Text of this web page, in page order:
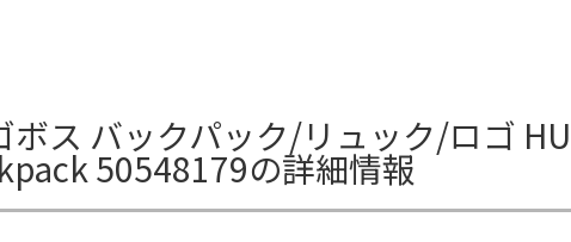
ボス バックパック/リュック/ロゴ
50548179の詳細情報